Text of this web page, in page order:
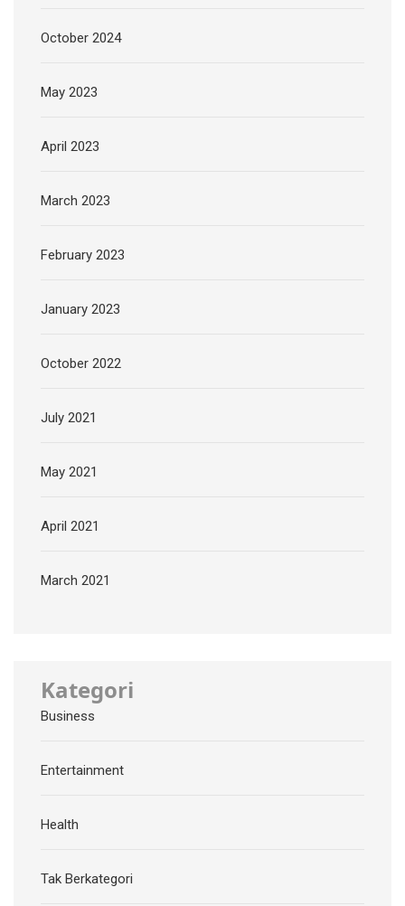
October 2024
May 2023
April 2023
March 2023
February 2023
January 2023
October 2022
July 2021
May 2021
April 2021
March 2021
Kategori
Business
Entertainment
Health
Tak Berkategori